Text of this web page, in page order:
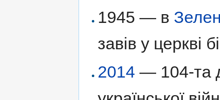
1945 — в
завів у церкві
2014 — 104-та